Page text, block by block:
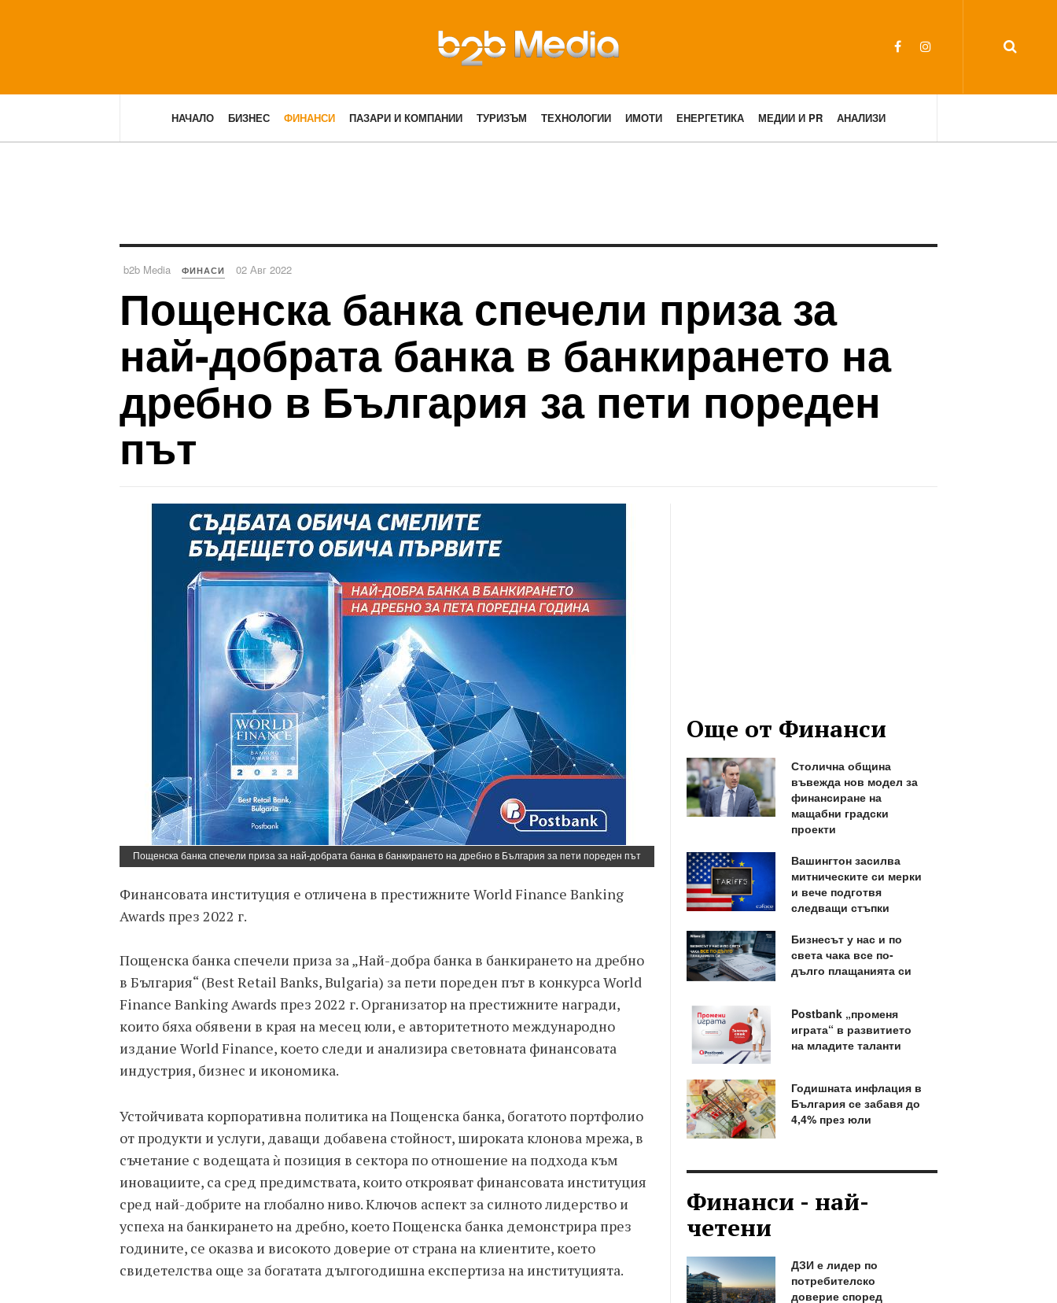
НАЧАЛО БИЗНЕС ФИНАНСИ ПАЗАРИ И КОМПАНИИ ТУРИЗЪМ ТЕХНОЛОГИИ ИМОТИ ЕНЕРГЕТИКА МЕДИИ И PR АНАЛИЗИ
b2b Media ФИНАСИ 02 Авг 2022
Пощенска банка спечели приза за
най-добрата банка в банкирането на
дребно в България за пети пореден
път
Пощенска банка спечели приза за най-добрата банка в банкирането на дребно в България за пети пореден път
Финансовата институция е отличена в престижните World Finance Banking
Awards през 2022 г.
Пощенска банка спечели приза за „Най-добра банка в банкирането на дребно
в България“ (Best Retail Banks, Bulgaria) за пети пореден път в конкурса World
Finance Banking Awards през 2022 г. Организатор на престижните награди,
които бяха обявени в края на месец юли, е авторитетното международно
издание World Finance, което следи и анализира световната финансовата
индустрия, бизнес и икономика.
Устойчивата корпоративна политика на Пощенска банка, богатото портфолио
от продукти и услуги, даващи добавена стойност, широката клонова мрежа, в
съчетание с водещата ѝ позиция в сектора по отношение на подхода към
иновациите, са сред предимствата, които открояват финансовата институция
сред най-добрите на глобално ниво. Ключов аспект за силното лидерство и
успеха на банкирането на дребно, което Пощенска банка демонстрира през
годините, се оказва и високото доверие от страна на клиентите, което
свидетелства още за богатата дългогодишна експертиза на институцията.
Още от Финанси
Столична община
въвежда нов модел за
финансиране на
мащабни градски
проекти
Вашингтон засилва
митническите си мерки
и вече подготвя
следващи стъпки
Бизнесът у нас и по
света чака все по-
дълго плащанията си
Postbank „променя
играта“ в развитието
на младите таланти
Годишната инфлация в
България се забавя до
4,4% през юли
Финанси - най-
четени
ДЗИ е лидер по
потребителско
доверие според